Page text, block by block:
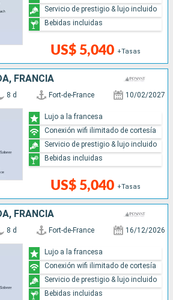
US$ 5,040 +Tasas
Servicio de prestigio & lujo incluido
Bebidas incluidas
FRANCIA
8 d Fort-de-France 10/02/2027
US$ 5,040 +Tasas
Lujo a la francesa
Conexión wifi ilimitado de cortesía
Servicio de prestigio & lujo incluido
Bebidas incluidas
FRANCIA
8 d Fort-de-France 16/12/2026
Lujo a la francesa
Conexión wifi ilimitado de cortesía
Servicio de prestigio & lujo incluido
Bebidas incluidas